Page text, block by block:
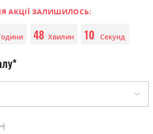
АКЦІЇ ЗАЛИШИЛОСЬ:
48 Хвилин 09 Секунд